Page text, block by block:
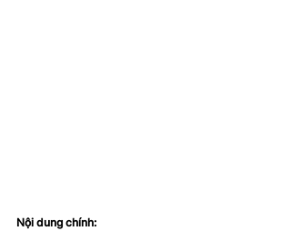
Nội dung chính: